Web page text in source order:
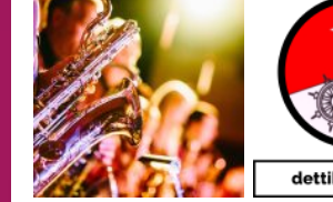
4
Presiden Prabowo
Sepakat Perkuat
ASEAN Melalui
Kedua Negara.
04/08/2026
Event
MA Tegaskan Sinergi
Jaga Integritas